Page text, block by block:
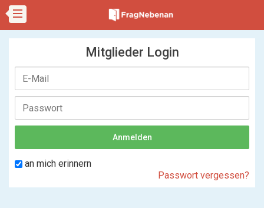
Mitglieder Login
an mich erinnern
Passwort vergessen?